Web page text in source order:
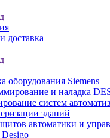
доставка
оборудования Siemens
и наладка
систем
зданий
автоматики и
Desigo